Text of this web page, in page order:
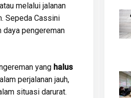
melalui jalanan
Sepeda Cassini
pengereman
yang halus
perjalanan jauh,
situasi darurat.